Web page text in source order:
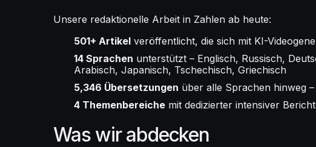
Unsere redaktionelle Arbeit in Zahlen ab heute:
501+ Artikel veröffentlicht, die sich mit KI-
14 Sprachen unterstützt – Englisch, Russisch,
Arabisch, Japanisch, Tschechisch, Griechisch
5,346 Übersetzungen über alle Sprachen hinweg
4 Themenbereiche mit dedizierter intensiver
Was wir abdecken